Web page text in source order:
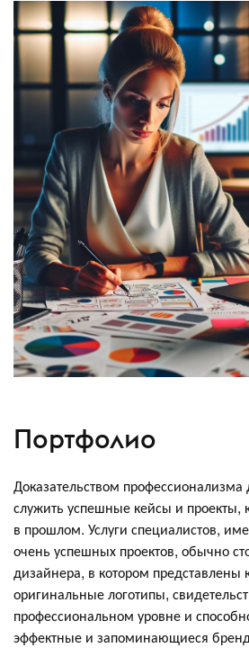
Портфолио
Доказательством профессионализма
служить успешные кейсы и проекты,
в прошлом. Услуги специалистов,
очень успешных проектов, обычно
дизайнера, в котором представлены
оригинальные логотипы,
профессиональном уровне и
эффектные и запоминающиеся